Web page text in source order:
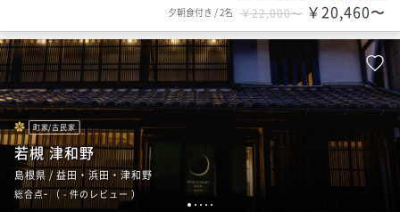
夕朝食付き /2名 ￥22,000〜 ￥20,460〜
1 2 3 4 5
町家/古民家
若槻 津和野
島根県 / 益田・浜田・津和野
総合点-（- 件のレビュー）